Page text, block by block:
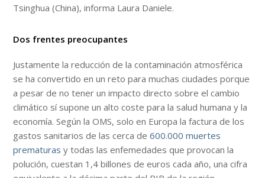
Tsinghua (China), informa Laura Daniele.
Dos frentes preocupantes
Justamente la reducción de la contaminación atmosférica
se ha convertido en un reto para muchas ciudades porque
a pesar de no tener un impacto directo sobre el cambio
climático sí supone un alto coste para la salud humana y la
economía. Según la OMS, solo en Europa la factura de los
gastos sanitarios de las cerca de600.000 muertes
prematurasy todas las enfemedades que provocan la
polución, cuestan 1,4 billones de euros cada año, una cifra